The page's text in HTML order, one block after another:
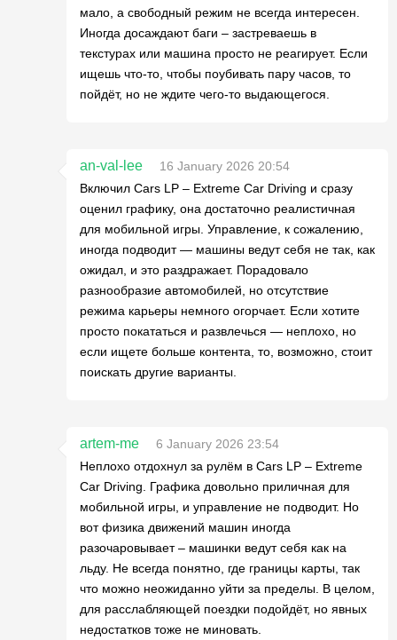
мало, а свободный режим не всегда интересен.
Иногда досаждают баги – застреваешь в
текстурах или машина просто не реагирует. Если
ищешь что-то, чтобы поубивать пару часов, то
пойдёт, но не ждите чего-то выдающегося.
an-val-lee
16 January 2026 20:54
Включил Cars LP – Extreme Car Driving и сразу
оценил графику, она достаточно реалистичная
для мобильной игры. Управление, к сожалению,
иногда подводит — машины ведут себя не так, как
ожидал, и это раздражает. Порадовало
разнообразие автомобилей, но отсутствие
режима карьеры немного огорчает. Если хотите
просто покататься и развлечься — неплохо, но
если ищете больше контента, то, возможно, стоит
поискать другие варианты.
artem-me
6 January 2026 23:54
Неплохо отдохнул за рулём в Cars LP – Extreme
Car Driving. Графика довольно приличная для
мобильной игры, и управление не подводит. Но
вот физика движений машин иногда
разочаровывает – машинки ведут себя как на
льду. Не всегда понятно, где границы карты, так
что можно неожиданно уйти за пределы. В целом,
для расслабляющей поездки подойдёт, но явных
недостатков тоже не миновать.